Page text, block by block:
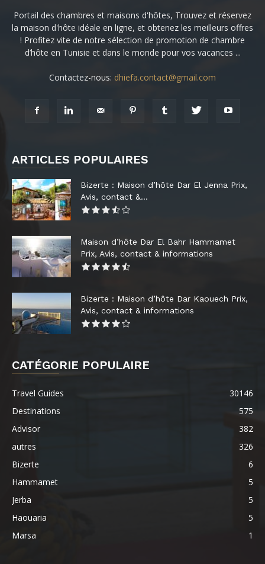
Portail des chambres et maisons d'hôtes, Trouvez et réservez
la maison d'hôte idéale en ligne, et obtenez les meilleurs offres
! Profitez vite de notre sélection de promotion de chambre
d’hôte en Tunisie et dans le monde pour vos vacances ...
Contactez-nous: dhiefa.contact@gmail.com
ARTICLES POPULAIRES
Bizerte : Maison d’hôte Dar El Jenna Prix,
Avis, contact &...
Maison d’hôte Dar El Bahr Hammamet
Prix, Avis, contact & informations
Bizerte : Maison d’hôte Dar Kaouech Prix,
Avis, contact & informations
CATÉGORIE POPULAIRE
Travel Guides
30146
Destinations
575
Advisor
382
autres
326
Bizerte
6
Hammamet
5
Jerba
5
Haouaria
5
Marsa
1